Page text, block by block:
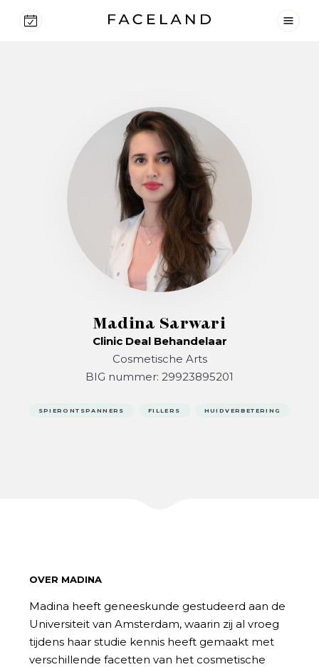
Madina Sarwari
Clinic Deal Behandelaar
Cosmetische Arts
BIG nummer: 29923895201
SPIERONTSPANNERS FILLERS HUIDVERBETERING
OVER MADINA
Madina heeft geneeskunde gestudeerd aan de
Universiteit van Amsterdam, waarin zij al vroeg
tijdens haar studie kennis heeft gemaakt met
verschillende facetten van het cosmetische